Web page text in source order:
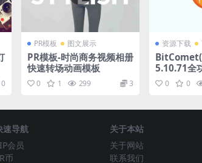
0
PR模板 图文展示
PR模板-时尚商务视频相册
快速转场动画模板
0 1 299 3
资源下载
5.10.71全
绿色版
0 0
速导航
会员
币
关于本站
关于网站
联系我们